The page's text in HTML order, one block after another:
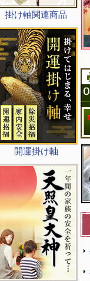
掛け軸関連商品
開運掛け軸